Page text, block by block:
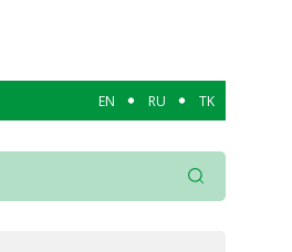
EN RU TK